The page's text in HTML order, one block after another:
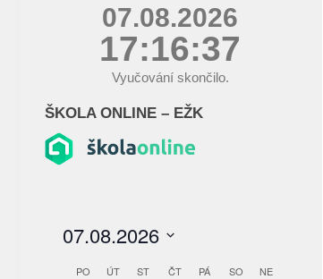
07.08.2026
17:16:38
Vyučování skončilo.
ŠKOLA ONLINE – EŽK